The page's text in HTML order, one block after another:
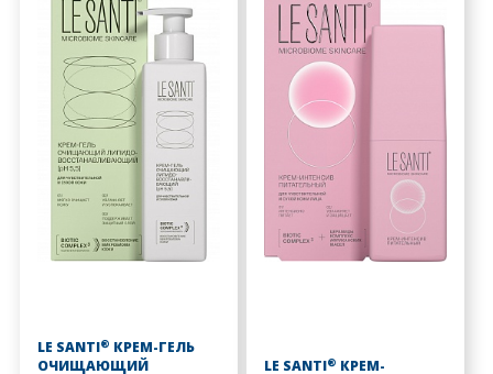
LE SANTI® КРЕМ-ГЕЛЬ
ОЧИЩАЮЩИЙ
LE SANTI® КРЕМ-